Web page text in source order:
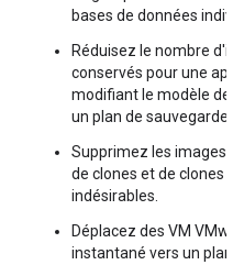
bases de données
Réduisez le nombre
conservés pour une
modifiant le modèle de
un plan de sauvegarde.
Supprimez les images
de clones et de clones
indésirables.
Déplacez des VM
instantané vers un plan